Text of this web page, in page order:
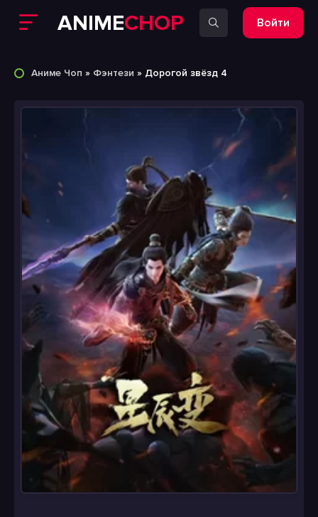
ANIMECHOP Войти
Аниме Чоп » Фэнтези » Дорогой звёзд 4